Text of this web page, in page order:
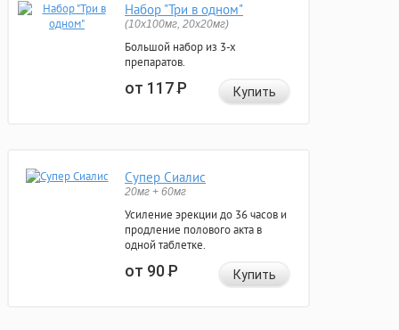
Набор "Три в одном"
(10x100мг, 20x20мг)
Большой набор из 3-х
препаратов.
от 117Р Купить
Супер Сиалис
20мг + 60мг
Усиление эрекции до 36 часов и
продление полового акта в
одной таблетке.
от 90Р Купить